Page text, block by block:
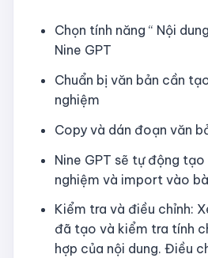
Chọn tính năng “ Nội
Nine GPT
Chuẩn bị văn bản cần
nghiệm
Copy và dán đoạn văn
Nine GPT sẽ tự động
nghiệm và import vào
Kiểm tra và điều chỉnh:
đã tạo và kiểm tra tính
hợp của nội dung. Điều